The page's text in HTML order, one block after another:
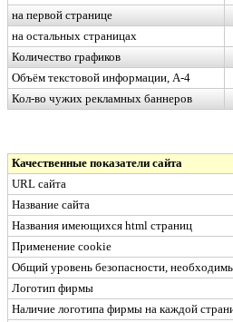
на первой странице
на остальных страницах
Количество графиков
Объём текстовой информации, А-4
Кол-во чужих рекламных баннеров
Качественные показатели сайта
URL сайта
Название сайта
Названия имеющихся html страниц
Применение cookie
Общий уровень безопасности,
Логотип фирмы
Наличие логотипа фирмы на каждой